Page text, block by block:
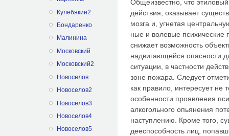
Кулебякин2
Бондаренко
Малинина
Московский
Московский2
Новоселов
Новоселов2
Новоселов3
Новоселов4
Новоселов5
Общеизвестно, что
действия, оказывает
мозга и, угнетая
ные и волевые психические
снижа­ет возможность
надвига­ющейся опасности
ситуации, в частности
зоне пожара. Следует
как правило, интересует не
особенности проявления
алкогольного опья­нения
наступлению. Кроме того,
дееспособность лиц,